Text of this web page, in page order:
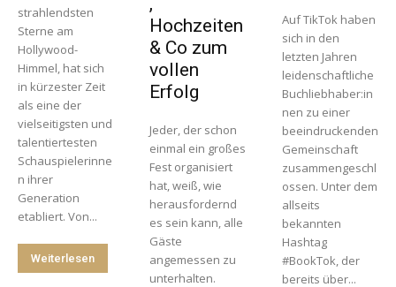
strahlendsten
Sterne am
Hollywood-
Himmel, hat sich
in kürzester Zeit
als eine der
vielseitigsten und
talentiertesten
Schauspielerinne
n ihrer
Generation
etabliert. Von...
Weiterlesen
Hochzeiten
& Co zum
vollen
Erfolg
Jeder, der schon
einmal ein großes
Fest organisiert
hat, weiß, wie
herausfordernd
es sein kann, alle
Gäste
angemessen zu
unterhalten.
Auf TikTok haben
sich in den
letzten Jahren
leidenschaftliche
Buchliebhaber:in
nen zu einer
beeindruckenden
Gemeinschaft
zusammengeschl
ossen. Unter dem
allseits
bekannten
Hashtag
#BookTok, der
bereits über...